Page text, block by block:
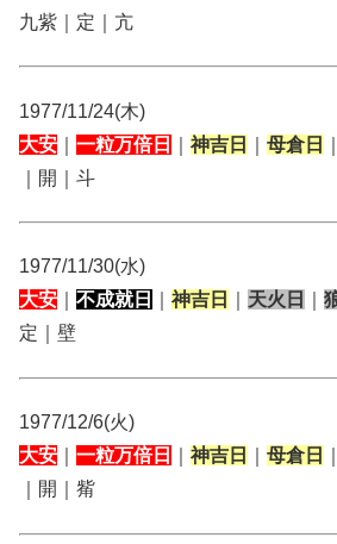
九紫｜定｜亢
1977/11/24(木)
大安
一粒万倍日 神吉日 母倉日
｜開｜斗
1977/11/30(水)
大安
不成就日 神吉日 天火日
定｜壁
1977/12/6(火)
大安
一粒万倍日 神吉日 母倉日
｜開｜觜